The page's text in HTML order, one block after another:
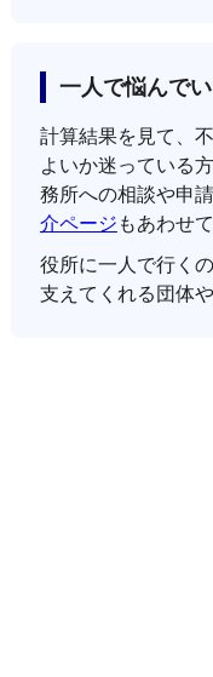
一人で悩んで
計算結果を見て、
よいか迷っている
務所への相談や申
介ページ もあわせ
役所に一人で行く
支えてくれる団体